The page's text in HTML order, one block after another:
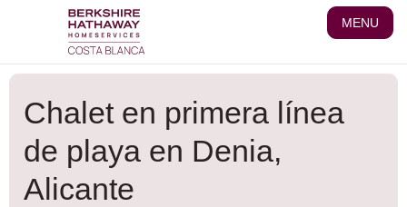
MENU
Chalet en primera línea
de playa en Denia,
Alicante